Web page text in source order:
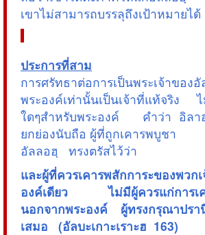
เขาไม่สามารถบรรลุถึงเป้าหมายได้
ประการที่สาม
การศรัทธาต่อการเป็นพระเจ้าข
พระองค์เท่านั้นเป็นเจ้าที่แท้จริง
ใดๆสำหรับพระองค์ คำว่า อิลา
ยกย่องนับถือ ผู้ที่ถูกเคารพบูชา
อัลลอฮฺ ทรงตรัสไว้ว่า
และผู้ที่ควรเคารพสักการะของพ
องค์เดียว ไม่มีผู้ควรแก่การเค
นอกจากพระองค์ ผู้ทรงกรุณาปร
เสมอ (อัลบะเกาะเราะฮ 163)